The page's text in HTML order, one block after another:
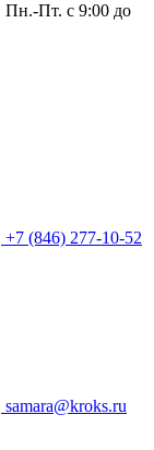
Пн.-Пт. с 9:00 до
+7 (846) 277-10-52
samara@kroks.ru